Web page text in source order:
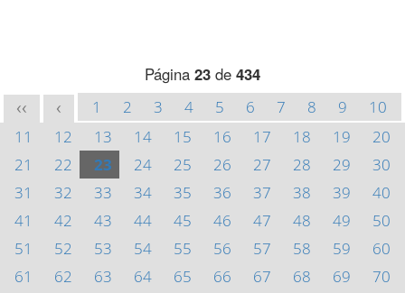
Página 23 de 434
<< < 1 2 3 4 5 6 7 8 9
10
11
12 13 14 15 16 17 18 19
20
21
22 23 24 25 26 27 28 29
30
31
32 33 34 35 36 37 38 39
40
41
42 43 44 45 46 47 48 49
50
51
52 53 54 55 56 57 58 59
60
61
62 63 64 65 66 67 68 69
70